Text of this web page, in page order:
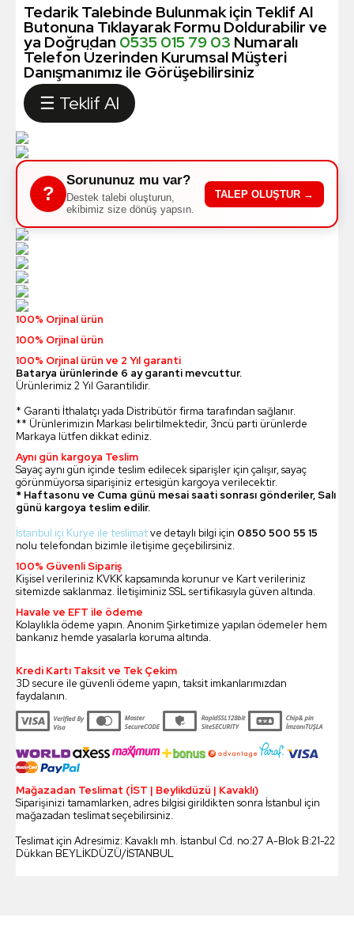
Tedarik Talebinde Bulunmak için Teklif Al
Butonuna Tıklayarak Formu Doldurabilir ve
ya Doğrudan 0535 015 79 03 Numaralı
Telefon Üzerinden Kurumsal Müşteri
Danışmanımız ile Görüşebilirsiniz
☰ Teklif Al
?
Sorununuz mu var?
Destek talebi oluşturun,
ekibimiz size dönüş yapsın.
TALEP OLUŞTUR →
100% Orjinal ürün
100% Orjinal ürün
100% Orjinal ürün ve 2 Yıl garanti
Batarya ürünlerinde 6 ay garanti mevcuttur.
Ürünlerimiz 2 Yıl Garantilidir.
* Garanti İthalatçı yada Distribütör firma tarafından sağlanır.
** Ürünlerimizin Markası belirtilmektedir, 3ncü parti ürünlerde
Markaya lütfen dikkat ediniz.
Aynı gün kargoya Teslim
Sayaç aynı gün içinde teslim edilecek siparişler için çalışır, sayaç
görünmüyorsa siparişiniz ertesigün kargoya verilecektir.
* Haftasonu ve Cuma günü mesai saati sonrası gönderiler, Salı
günü kargoya teslim edilir.
İstanbul içi Kurye ile teslimatve detaylı bilgi için 0850 500 55 15
nolu telefondan bizimle iletişime geçebilirsiniz.
100% Güvenli Sipariş
Kişisel verileriniz KVKK kapsamında korunur ve Kart verileriniz
sitemizde saklanmaz. İletişiminiz SSL sertifikasıyla güven altında.
Havale ve EFT ile ödeme
Kolaylıkla ödeme yapın. Anonim Şirketimize yapılan ödemeler hem
bankanız hemde yasalarla koruma altında.
Kredi Kartı Taksit ve Tek Çekim
3D secure ile güvenli ödeme yapın, taksit imkanlarımızdan
faydalanın.
Mağazadan Teslimat (İST | Beylikdüzü | Kavaklı)
Siparişinizi tamamlarken, adres bilgisi girildikten sonra İstanbul için
mağazadan teslimat seçebilirsiniz.
Teslimat için Adresimiz: Kavaklı mh. İstanbul Cd. no:27 A-Blok B:21-22
Dükkan BEYLİKDÜZÜ/İSTANBUL